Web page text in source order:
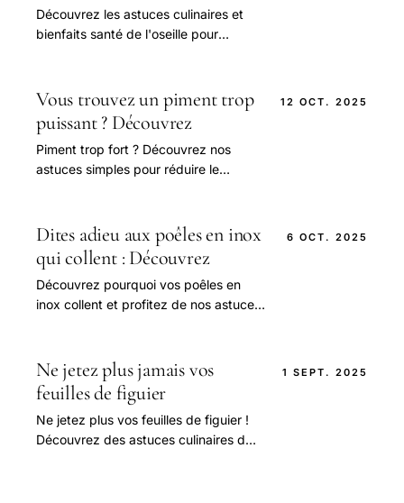
Découvrez les astuces culinaires et
bienfaits santé de l'oseille pour
Vous trouvez un piment trop
puissant ? Découvrez
Piment trop fort ? Découvrez nos
astuces simples pour réduire le
12 OCT. 2025
Dites adieu aux poêles en inox
qui collent : Découvrez
Découvrez pourquoi vos poêles en
inox collent et profitez de nos astuces
6 OCT. 2025
Ne jetez plus jamais vos
feuilles de figuier
Ne jetez plus vos feuilles de figuier !
Découvrez des astuces culinaires de
1 SEPT. 2025